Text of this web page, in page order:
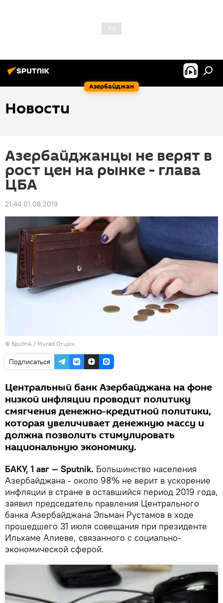
Азербайджан
Новости
Азербайджанцы не верят в
рост цен на рынке - глава
ЦБА
21:44 01.08.2019
© Sputnik / Murad Orujov
Подписаться
Центральный банк Азербайджана на фоне
низкой инфляции проводит политику
смягчения денежно-кредитной политики,
которая увеличивает денежную массу и
должна позволить стимулировать
национальную экономику.
БАКУ, 1 авг — Sputnik. Большинство населения
Азербайджана - около 98% не верит в ускорение
инфляции в стране в оставшийся период 2019 года,
заявил председатель правления Центрального
банка Азербайджана Эльман Рустамов в ходе
прошедшего 31 июля совещания при президенте
Ильхаме Алиеве, связанного с социально-
экономической сферой.